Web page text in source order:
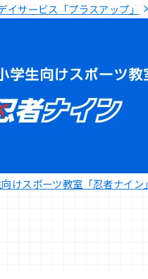
イサービス「プラスアップ」
けスポーツ教室「忍者ナイン」